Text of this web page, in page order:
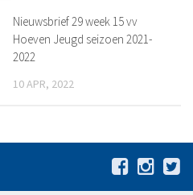
teamsamenstelling
Nieuwsbrief 29 week 15 vv
Hoeven Jeugd seizoen 2021-
2022
10 APR, 2022